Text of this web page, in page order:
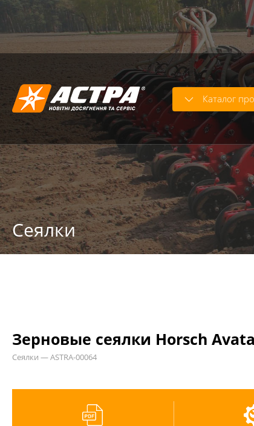
Warning : strcasecmp() expects parameter 2 to be
: trim() expects parameter 1 to be string, array
Каталог
Сеялки
Зерновые сеялки Horsch
Сеялки — ASTRA-00064